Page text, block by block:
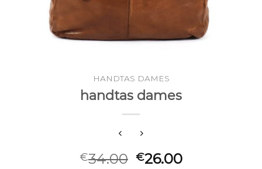
HANDTAS DAMES
handtas dames
€34.00 €26.00